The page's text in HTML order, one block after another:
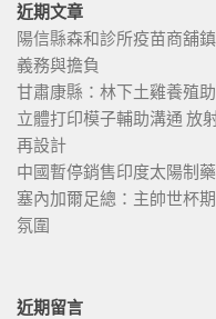
近期文章
陽信縣森和診所疫苗商舖
義務與擔負
甘肅康縣：林下土雞養殖
立體打印模子輔助溝通 放
再設計
中國暫停銷售印度太陽制
塞內加爾足總：主帥世杯
氛圍
近期留言